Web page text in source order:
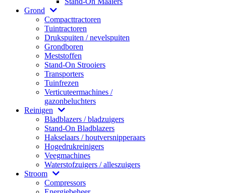
Grond
Compacttractoren
Tuintractoren
Drukspuiten / nevelspuiten
Grondboren
Meststoffen
Stand-On Strooiers
Transporters
Tuinfrezen
Verticuteermachines /
gazonbeluchters
Reinigen
Bladblazers / bladzuigers
Stand-On Bladblazers
Hakselaars / houtversnipperaars
Hogedrukreinigers
Veegmachines
Waterstofzuigers / alleszuigers
Stroom
Compressors